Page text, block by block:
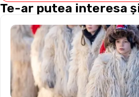
Te-ar putea interesa